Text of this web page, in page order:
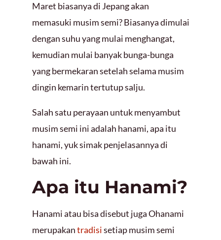
Maret biasanya di Jepang akan
memasuki musim semi? Biasanya dimulai
dengan suhu yang mulai menghangat,
kemudian mulai banyak bunga-bunga
yang bermekaran setelah selama musim
dingin kemarin tertutup salju.
Salah satu perayaan untuk menyambut
musim semi ini adalah hanami, apa itu
hanami, yuk simak penjelasannya di
bawah ini.
Apa itu Hanami?
Hanami atau bisa disebut juga Ohanami
merupakantradisisetiap musim semi